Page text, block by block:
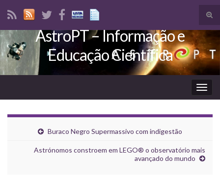
Search for:
AstroPT – Informação e
Educação Científica
Buraco Negro Supermassivo com indigestão
Astrónomos constroem em LEGO® o observatório mais
avançado do mundo